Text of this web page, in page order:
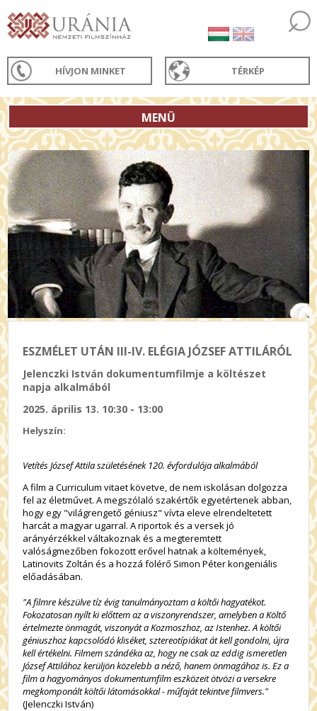
HÍVJON MINKET TÉRKÉP
MENÜ
ESZMÉLET UTÁN III-IV. ELÉGIA JÓZSEF ATTILÁRÓL
Jelenczki István dokumentumfilmje a költészet
napja alkalmából
2025. április 13. 10:30 - 13:00
Helyszín:
Vetítés József Attila születésének 120. évfordulója alkalmából
A film a Curriculum vitaet követve, de nem iskolásan dolgozza
fel az életművet. A megszólaló szakértők egyetértenek abban,
hogy egy "világrengető géniusz" vívta eleve elrendeltetett
harcát a magyar ugarral. A riportok és a versek jó
arányérzékkel váltakoznak és a megteremtett
valóságmezőben fokozott erővel hatnak a költemények,
Latinovits Zoltán és a hozzá fölérő Simon Péter kongeniális
előadásában.
"A filmre készülve tíz évig tanulmányoztam a költői hagyatékot.
Fokozatosan nyílt ki előttem az a viszonyrendszer, amelyben a Költő
értelmezte önmagát, viszonyát a Kozmoszhoz, az Istenhez. A költői
géniuszhoz kapcsolódó kliséket, sztereotípiákat át kell gondolni, újra
kell értékelni. Filmem szándéka az, hogy ne csak az eddig ismeretlen
József Attilához kerüljön közelebb a néző, hanem önmagához is. Ez a
film a hagyományos dokumentumfilm eszközeit ötvözi a versekre
megkomponált költői látomásokkal - műfaját tekintve filmvers."
(Jelenczki István)